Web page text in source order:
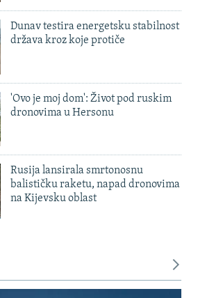
Dunav testira energetsku stabilnost
država kroz koje protiče
'Ovo je moj dom': Život pod ruskim
dronovima u Hersonu
Rusija lansirala smrtonosnu
balističku raketu, napad dronovima
na Kijevsku oblast